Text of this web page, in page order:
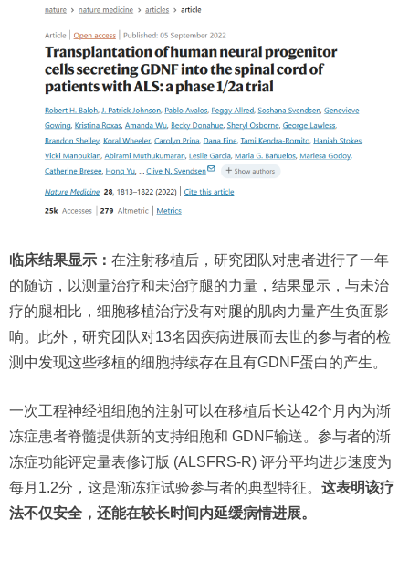
临床结果显示： 在注射移植后，研究团队对患者进行了一年
的随访，以测量治疗和未治疗腿的力量，结果显示，与未治
疗的腿相比，细胞移植治疗没有对腿的肌肉力量产生负面影
响。此外，研究团队对13名因疾病进展而去世的参与者的检
测中发现这些移植的细胞持续存在且有GDNF蛋白的产生。
一次工程神经祖细胞的注射可以在移植后长达42个月内为渐
冻症患者脊髓提供新的支持细胞和 GDNF输送。参与者的渐
冻症功能评定量表修订版 (ALSFRS-R) 评分平均进步速度为
每月1.2分，这是渐冻症试验参与者的典型特征。 这表明该疗
法不仅安全，还能在较长时间内延缓病情进展。